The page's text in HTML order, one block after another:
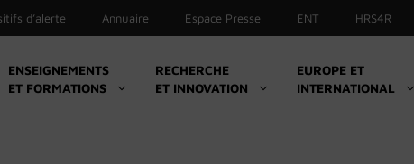
d’alerte Annuaire Espace Presse ENT HRS4R
ENSEIGNEMENTS
ET FORMATIONS
RECHERCHE
ET INNOVATION
EUROPE ET
INTERNATIONAL